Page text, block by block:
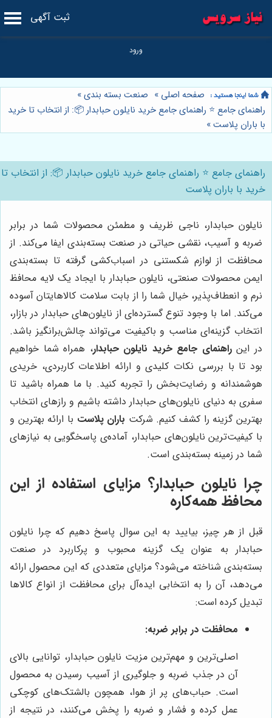
ثبت آگهی
صفحه اصلی » صنعت بسته بندی»
راهنمای جامع ⭐️ راهنمای جامع خرید نایلون حبابدار 📦: از انتخاب تا خرید
با باران پلاست»
راهنمای جامع ⭐️ راهنمای جامع خرید نایلون حبابدار 📦: از انتخاب تا
خرید با باران پلاست
نایلون حبابدار، ناجی ظریف و مطمئن محصولات شما در برابر
ضربه و آسیب، نقشی حیاتی در صنعت بسته‌بندی ایفا می‌کند. از
محافظت از لوازم شکستنی در اسباب‌کشی گرفته تا بسته‌بندی
ایمن محصولات صنعتی، نایلون حبابدار با ایجاد یک لایه محافظ
نرم و انعطاف‌پذیر، خیال شما را از بابت سلامت کالاهایتان آسوده
می‌کند. اما با وجود تنوع گسترده‌ای از نایلون‌های حبابدار در بازار،
انتخاب گزینه‌ای مناسب و باکیفیت می‌تواند چالش‌برانگیز باشد.
در اینراهنمای جامع خرید نایلون حبابدار، همراه شما خواهیم
بود تا با بررسی نکات کلیدی و ارائه اطلاعات کاربردی، خریدی
هوشمندانه و رضایت‌بخش را تجربه کنید. با ما همراه باشید تا
سفری به دنیای نایلون‌های حبابدار داشته باشیم و رازهای انتخاب
بهترین گزینه را کشف کنیم. شرکت باران پلاست با ارائه بهترین و
با کیفیت‌ترین نایلون‌های حبابدار، آماده‌ی پاسخگویی به نیازهای
شما در زمینه بسته‌بندی است.
چرا نایلون حبابدار؟ مزایای استفاده از این
محافظ همه‌کاره
قبل از هر چیز، بیایید به این سوال پاسخ دهیم که چرا نایلون
حبابدار به عنوان یک گزینه محبوب و پرکاربرد در صنعت
بسته‌بندی شناخته می‌شود؟ مزایای متعددی که این محصول ارائه
می‌دهد، آن را به انتخابی ایده‌آل برای محافظت از انواع کالاها
تبدیل کرده است:
محافظت در برابر ضربه:
اصلی‌ترین و مهم‌ترین مزیت نایلون حبابدار، توانایی بالای
آن در جذب ضربه و جلوگیری از آسیب رسیدن به محصول
است. حباب‌های پر از هوا، همچون بالشتک‌های کوچکی
عمل کرده و فشار و ضربه را پخش می‌کنند، در نتیجه از